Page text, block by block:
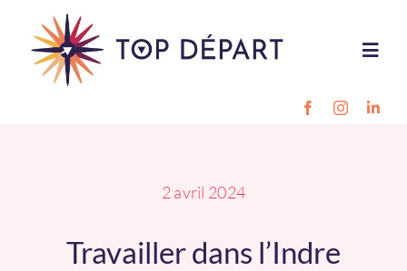
contenu
Style de vie
2 avril 2024
Travailler dans l’Indre